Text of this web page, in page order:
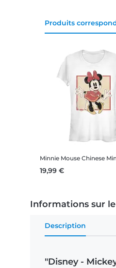
Produits
Minnie Mouse Chinese
19,99 €
Informations sur
Description
"Disney -